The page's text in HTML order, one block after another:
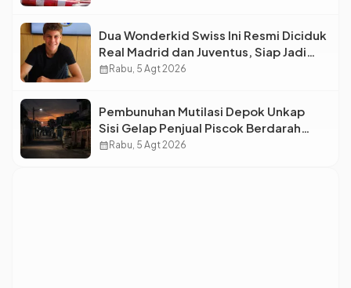
Dua Wonderkid Swiss Ini Resmi Diciduk
Real Madrid dan Juventus, Siap Jadi
Bintang Baru Eropa
calendar_monthRabu, 5 Agt 2026
Pembunuhan Mutilasi Depok Unkap
Sisi Gelap Penjual Piscok Berdarah
Dingin
calendar_monthRabu, 5 Agt 2026